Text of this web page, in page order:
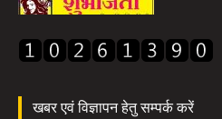
खबर एवं विज्ञापन हेतु सम्पर्क करें